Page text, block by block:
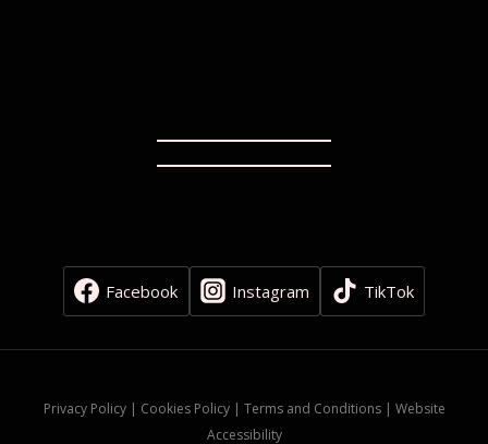
Facebook Instagram TikTok
Privacy Policy | Cookies Policy | Terms and Conditions | Website
Accessibility